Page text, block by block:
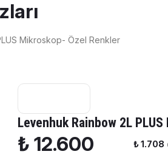
Mikroskop- Özel Renkler
Levenhuk Rainbow 2L
₺ 12.600 ₺ 1.708